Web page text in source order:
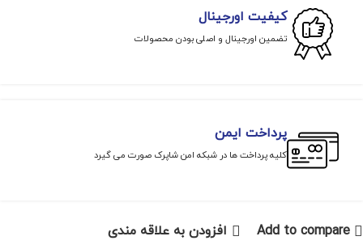
کیفیت اورجینال
تضمین اورجینال و اصلی بودن محصولات
پرداخت ایمن
کلیه پرداخت ها در شبکه امن شاپرک صورت می گیرد
Add to compare افزودن به علاقه مندی